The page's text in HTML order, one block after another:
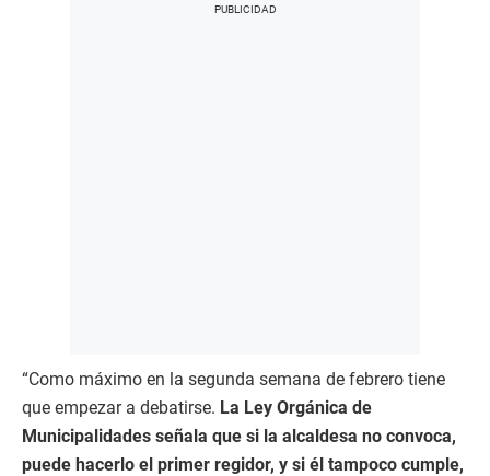
“Como máximo en la segunda semana de febrero tiene
que empezar a debatirse. La Ley Orgánica de
Municipalidades señala que si la alcaldesa no convoca,
puede hacerlo el primer regidor, y si él tampoco cumple,